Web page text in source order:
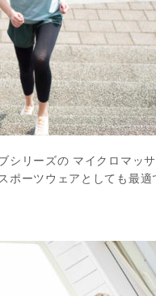
リーズの マイクロマッ
ーツウェアとしても最適